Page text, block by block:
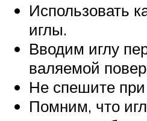
Использовать
иглы.
Вводим иглу
валяемой
Не спешите
Помним, что